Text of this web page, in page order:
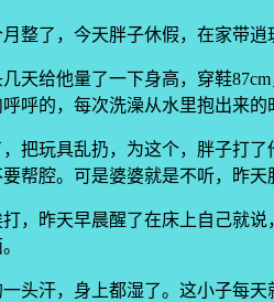
整了，今天胖子休假，在家带逍
天给他量了一下身高，穿鞋
呼的，每次洗澡从水里抱出来的
把玩具乱扔，为这个，胖子打
帮腔。可是婆婆就是不听，昨
，昨天早晨醒了在床上自己就
头汗，身上都湿了。这小子每